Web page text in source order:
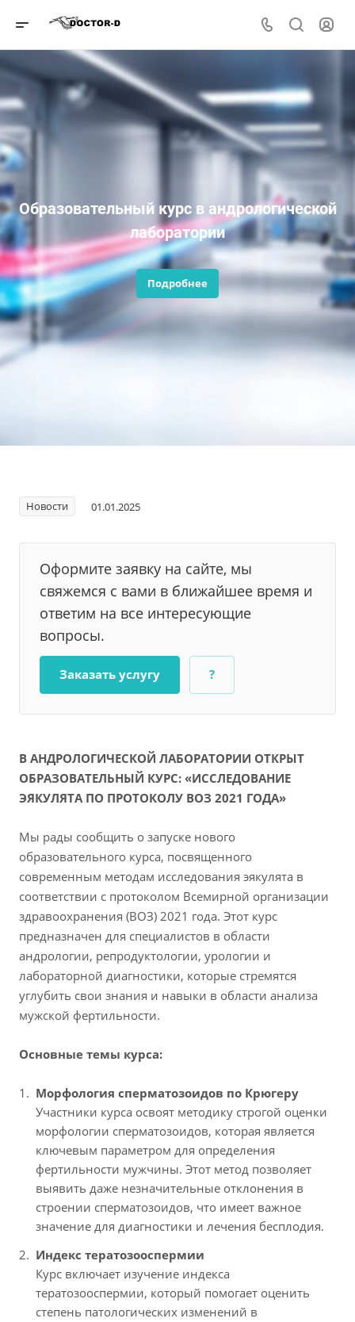
Образовательный курс в андрологической
лаборатории
Подробнее
Новости 01.01.2025
Оформите заявку на сайте, мы
свяжемся с вами в ближайшее время и
ответим на все интересующие
вопросы.
Заказать услугу ?
В АНДРОЛОГИЧЕСКОЙ ЛАБОРАТОРИИ ОТКРЫТ
ОБРАЗОВАТЕЛЬНЫЙ КУРС: «ИССЛЕДОВАНИЕ
ЭЯКУЛЯТА ПО ПРОТОКОЛУ ВОЗ 2021 ГОДА»
Мы рады сообщить о запуске нового
образовательного курса, посвященного
современным методам исследования эякулята в
соответствии с протоколом Всемирной организации
здравоохранения (ВОЗ) 2021 года. Этот курс
предназначен для специалистов в области
андрологии, репродуктологии, урологии и
лабораторной диагностики, которые стремятся
углубить свои знания и навыки в области анализа
мужской фертильности.
Основные темы курса:
Морфология сперматозоидов по Крюгеру
Участники курса освоят методику строгой оценки
морфологии сперматозоидов, которая является
ключевым параметром для определения
фертильности мужчины. Этот метод позволяет
выявить даже незначительные отклонения в
строении сперматозоидов, что имеет важное
значение для диагностики и лечения бесплодия.
Индекс тератозооспермии
Курс включает изучение индекса
тератозооспермии, который помогает оценить
степень патологических изменений в